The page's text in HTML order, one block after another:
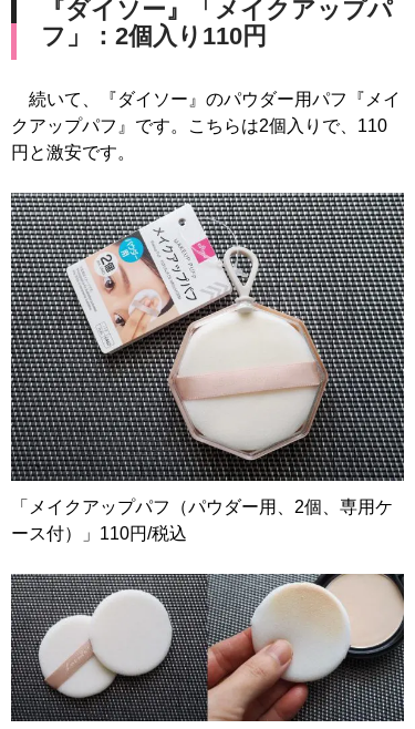
『ダイソー』「メイクアップパ
フ」：2個入り110円
続いて、『ダイソー』のパウダー用パフ『メイ
クアップパフ』です。こちらは2個入りで、110
円と激安です。
「メイクアップパフ（パウダー用、2個、専用ケ
ース付）」110円/税込